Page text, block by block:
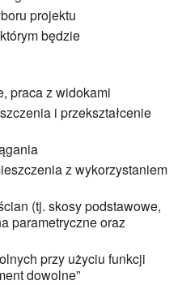
projektu
będzie
praca z widokami
i przekształcenie
z wykorzystaniem
(tj. skosy podstawowe,
parametryczne oraz
przy użyciu funkcji
dowolne”
do